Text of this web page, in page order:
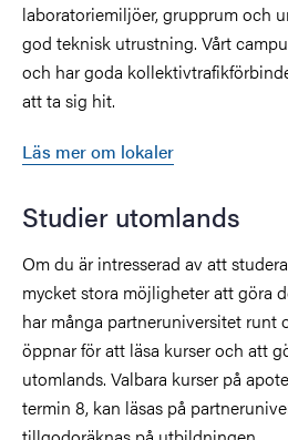
laboratoriemiljöer, grupprum och
god teknisk utrustning. Vårt
och har goda
att ta sig hit.
Läs mer om lokaler
Studier utomlands
Om du är intresserad av att
mycket stora möjligheter att göra
har många partneruniversitet runt
öppnar för att läsa kurser och att
utomlands. Valbara kurser på
termin 8, kan läsas på